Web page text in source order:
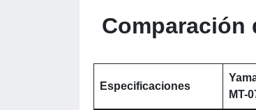
Comparación
Especificaciones
MT-